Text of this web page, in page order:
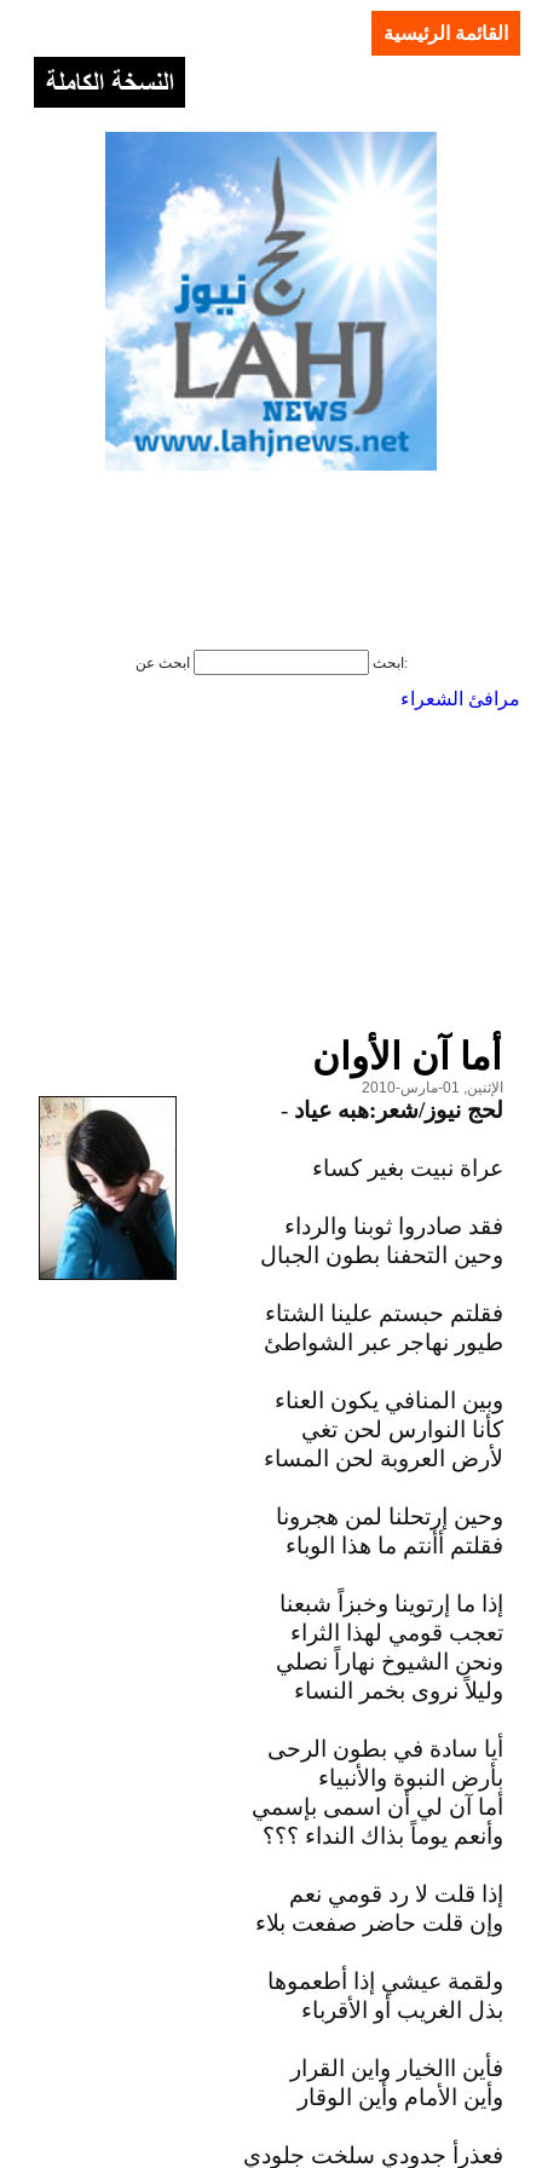
القائمة الرئيسية
ابحث ابحث عن:
مرافئ الشعراء
أما آن الأوان
الإثنين, 01-مارس-2010
لحج نيوز/شعر:هبه عياد -
عراة نبيت بغير كساء
فقد صادروا ثوبنا والرداء
وحين التحفنا بطون الجبال
فقلتم حبستم علينا الشتاء
طيور نهاجر عبر الشواطئ
وبين المنافي يكون العناء
كأنا النوارس لحن تغي
لأرض العروبة لحن المساء
وحين إرتحلنا لمن هجرونا
فقلتم أأنتم ما هذا الوباء
إذا ما إرتوينا وخبزاً شبعنا
تعجب قومي لهذا الثراء
ونحن الشيوخ نهاراً نصلي
وليلاً نروى بخمر النساء
أيا سادة في بطون الرحى
بأرض النبوة والأنبياء
أما آن لي أن اسمى بإسمي
وأنعم يوماً بذاك النداء ؟؟؟
إذا قلت لا رد قومي نعم
وإن قلت حاضر صفعت بلاء
ولقمة عيشي إذا أطعموها
بذل الغريب أو الأقرباء
فأين االخيار واين القرار
وأين الأمام وأين الوقار
فعذرأ جدودي سلخت جلودي